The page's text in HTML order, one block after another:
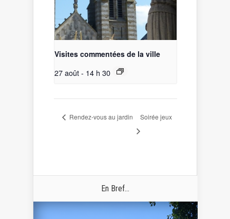
Visites commentées de la ville
27 août - 14 h 30
Rendez-vous au jardin Soirée jeux
En Bref...